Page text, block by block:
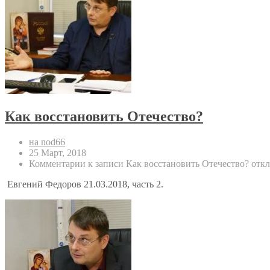
Как восстановить Отечество?
на nod66
25 Март, 2018
Комментарии к записи Как восстановить Отечество?
Евгений Федоров 21.03.2018, часть 2.